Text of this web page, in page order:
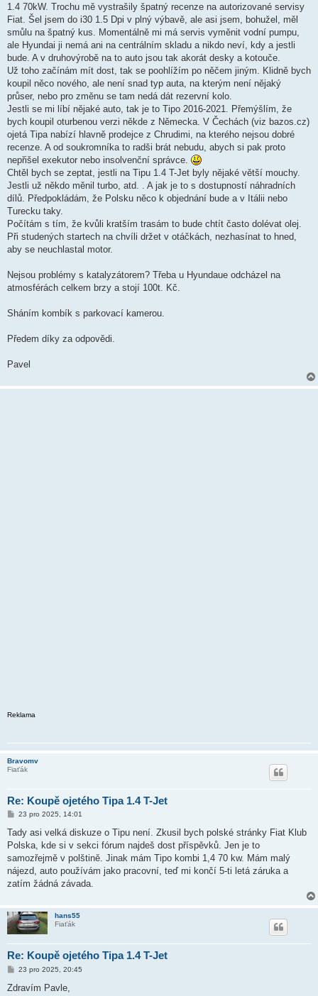
p
ě
e
k
1.4 70kW. Trochu mě vystrašily špatný recenze na autorizované servisy
Fiat. Šel jsem do i30 1.5 Dpi v plný výbavě, ale asi jsem, bohužel, měl
smůlu na špatný kus. Momentálně mi má servis vyměnit vodní pumpu,
ale Hyundai ji nemá ani na centrálním skladu a nikdo neví, kdy a jestli
bude. A v druhovýrobě na to auto jsou tak akorát desky a kotouče.
Už toho začínám mít dost, tak se poohlížím po něčem jiným. Klidně bych
koupil něco nového, ale není snad typ auta, na kterým není nějaký
průser, nebo pro změnu se tam nedá dát rezervní kolo.
Jestli se mi líbí nějaké auto, tak je to Tipo 2016-2021. Přemýšlím, že
bych koupil oturbenou verzi někde z Německa. V Čechách (viz bazos.cz)
ojetá Tipa nabízí hlavně prodejce z Chrudimi, na kterého nejsou dobré
recenze. A od soukromníka to radši brát nebudu, abych si pak proto
nepřišel exekutor nebo insolvenční správce.
Chtěl bych se zeptat, jestli na Tipu 1.4 T-Jet byly nějaké větší mouchy.
Jestli už někdo měnil turbo, atd. . A jak je to s dostupností náhradních
dílů. Předpokládám, že Polsku něco k objednání bude a v Itálii nebo
Turecku taky.
Počítám s tím, že kvůli kratším trasám to bude chtít často dolévat olej.
Při studených startech na chvíli držet v otáčkách, nezhasínat to hned,
aby se neuchlastal motor.
Nejsou problémy s katalyzátorem? Třeba u Hyundaue odcházel na
atmosférách celkem brzy a stojí 100t. Kč.
Sháním kombík s parkovací kamerou.
Předem díky za odpovědi.
Pavel
Reklama
Bravomv
Fiaťák
Re: Koupě ojetého Tipa 1.4 T-Jet
P
í
p
ě
e
k
23 pro 2025, 14:01
Tady asi velká diskuze o Tipu není. Zkusil bych polské stránky Fiat Klub
Polska, kde si v sekci fórum najdeš dost příspěvků. Jen je to
samozřejmě v polštině. Jinak mám Tipo kombi 1,4 70 kw. Mám malý
nájezd, auto používám jako pracovní, teď mi končí 5-ti letá záruka a
zatím žádná závada.
hans55
Fiaťák
Re: Koupě ojetého Tipa 1.4 T-Jet
P
í
23 pro 2025, 20:45
Zdravím Pavle,